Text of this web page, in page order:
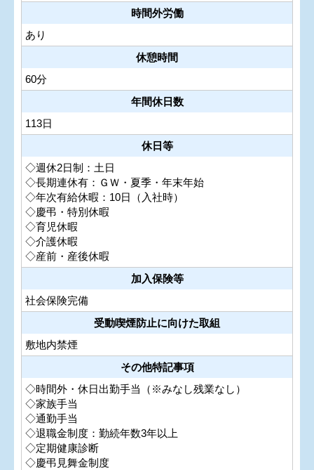
時間外労働
あり
休憩時間
60分
年間休日数
113日
休日等
◇週休2日制：土日
◇長期連休有：ＧＷ・夏季・年末年始
◇年次有給休暇：10日（入社時）
◇慶弔・特別休暇
◇育児休暇
◇介護休暇
◇産前・産後休暇
加入保険等
社会保険完備
受動喫煙防止に向けた取組
敷地内禁煙
その他特記事項
◇時間外・休日出勤手当（※みなし残業なし）
◇家族手当
◇通勤手当
◇退職金制度：勤続年数3年以上
◇定期健康診断
◇慶弔見舞金制度